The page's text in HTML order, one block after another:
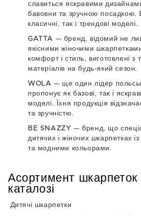
славиться яскравими
бавовни та зручною посадкою.
класичні, так і трендові моделі.
GATTA — бренд, відомий не
якісними жіночими
комфорт і стиль, виготовлені з
матеріалів на будь-який сезон.
WOLA — ще один лідер
пропонує як базові, так і
моделі. Їхня продукція
та зручністю.
BE SNAZZY — бренд, що
дитячих і жіночих шкарпетках
та модними кольорами.
Асортимент шкарпеток
каталозі
Дитячі шкарпетки